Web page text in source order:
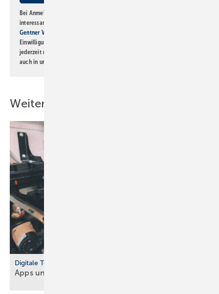
Bei Anmeldung zu diesem Newsletter bin ich damit einverstanden, über
interessante Verlags- und Online-Angebote
Gentner Verlag GmbH & Co. KG
Einwilligung kann ich jederzeit widerrufen und eine Abmeldung ist
jederzeit möglich. Informationen zum Umgang mit Daten finden Sie
auch in unserer
Weitere Inhalte
Digitale Tools
Apps und Soft­ware für Hand­werker und